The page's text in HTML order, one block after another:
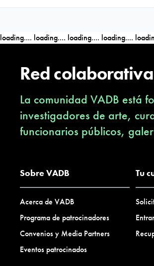
loading.... loading.... loading.... loading....
Red
La comunidad VADB está
investigadores de arte,
funcionarios públicos,
Sobre VADB
Acerca de VADB
Programa de patrocinadores
Convenios y Media Partners
Eventos patrocinados
Tu
Entrar